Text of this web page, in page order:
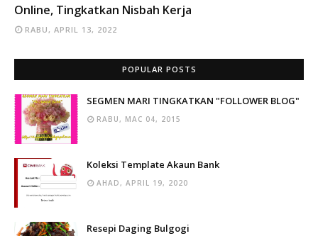
Online, Tingkatkan Nisbah Kerja
RABU, APRIL 13, 2022
POPULAR POSTS
SEGMEN MARI TINGKATKAN "FOLLOWER BLOG"
RABU, MAC 04, 2015
Koleksi Template Akaun Bank
AHAD, APRIL 19, 2020
Resepi Daging Bulgogi